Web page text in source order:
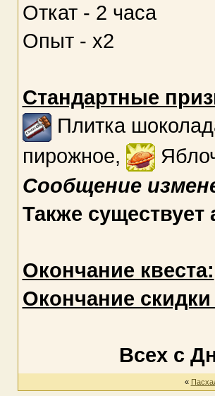
Откат - 2 часа
Опыт - х2
Стандартные
Плитка
пирожное,
Сообщение
Также
Окончание квеста:
Окончание
Всех с
«